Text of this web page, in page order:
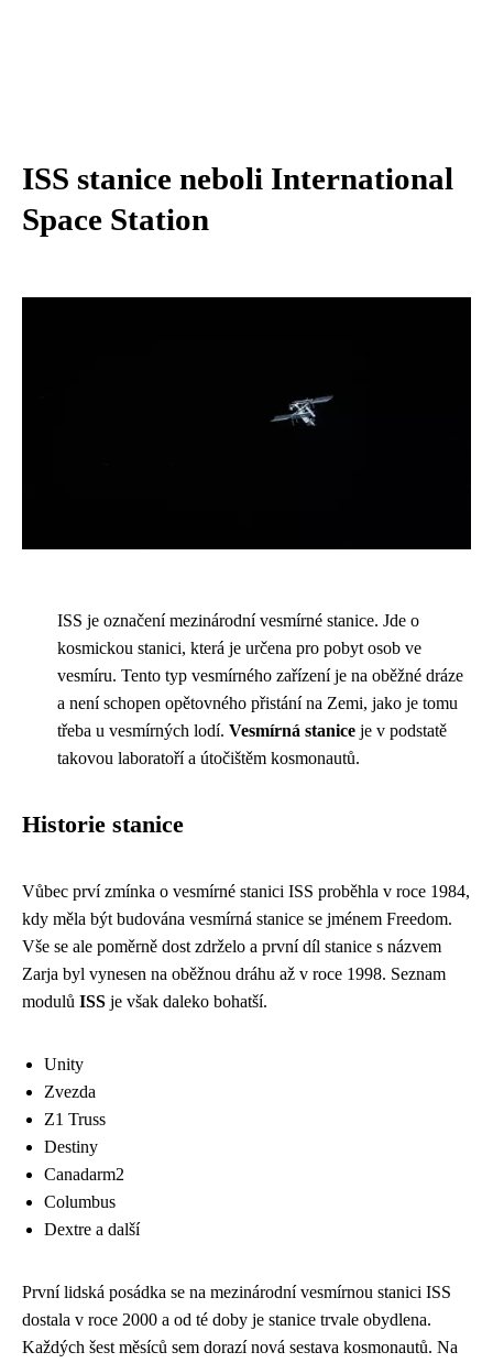
ISS stanice neboli International
Space Station
ISS je označení mezinárodní vesmírné stanice. Jde o
kosmickou stanici, která je určena pro pobyt osob ve
vesmíru. Tento typ vesmírného zařízení je na oběžné dráze
a není schopen opětovného přistání na Zemi, jako je tomu
třeba u vesmírných lodí. Vesmírná stanice je v podstatě
takovou laboratoří a útočištěm kosmonautů.
Historie stanice
Vůbec prví zmínka o vesmírné stanici ISS proběhla v roce 1984,
kdy měla být budována vesmírná stanice se jménem Freedom.
Vše se ale poměrně dost zdrželo a první díl stanice s názvem
Zarja byl vynesen na oběžnou dráhu až v roce 1998. Seznam
modulů ISS je však daleko bohatší.
Unity
Zvezda
Z1 Truss
Destiny
Canadarm2
Columbus
Dextre a další
První lidská posádka se na mezinárodní vesmírnou stanici ISS
dostala v roce 2000 a od té doby je stanice trvale obydlena.
Každých šest měsíců sem dorazí nová sestava kosmonautů. Na